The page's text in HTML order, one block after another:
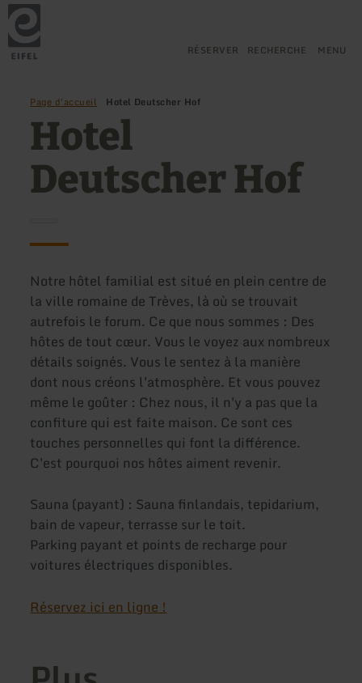
Retour
à
la
page
d'accueil
RÉSERVER RECHERCHE MENU
Page d'accueil Hotel Deutscher Hof
Hotel
Deutscher Hof
Notre hôtel familial est situé en plein centre de
la ville romaine de Trèves, là où se trouvait
autrefois le forum. Ce que nous sommes : Des
hôtes de tout cœur. Vous le voyez aux nombreux
détails soignés. Vous le sentez à la manière
dont nous créons l'atmosphère. Et vous pouvez
même le goûter : Chez nous, il n'y a pas que la
confiture qui est faite maison. Ce sont ces
touches personnelles qui font la différence.
C'est pourquoi nos hôtes aiment revenir.
Sauna (payant) : Sauna finlandais, tepidarium,
bain de vapeur, terrasse sur le toit.
Parking payant et points de recharge pour
voitures électriques disponibles.
Réservez ici en ligne !